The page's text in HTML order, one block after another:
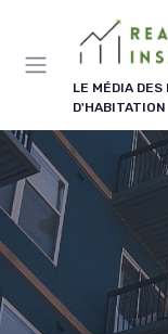
LE MÉDIA
D'HABITATION